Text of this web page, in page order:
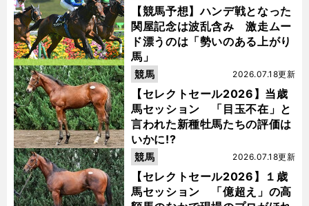
【競馬予想】ハンデ戦となった
関屋記念は波乱含み 激走ムー
ド漂うのは「勢いのある上がり
馬」
【セレクトセール2026】当歳
馬セッション 「目玉不在」と
言われた新種牡馬たちの評価は
いかに!?
2026.07.18更新
競馬
【セレクトセール2026】１歳
馬セッション 「億超え」の高
2026.07.18更新
競馬